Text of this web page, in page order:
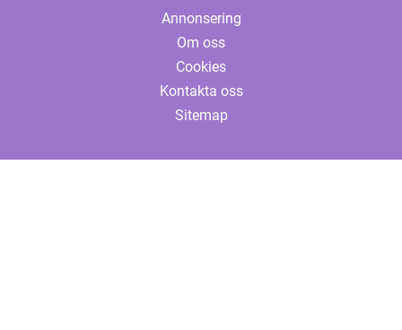
Annonsering
Om oss
Cookies
Kontakta oss
Sitemap